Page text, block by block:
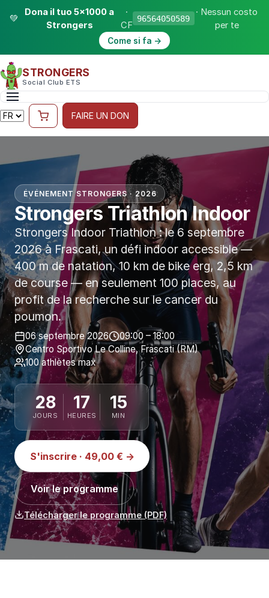
💚
Dona il tuo 5×1000 a
Strongers
·
CF
96564050589
· Nessun costo
per te
Come si fa →
STRONGERS
Social Club ETS
FAIRE UN DON
ÉVÉNEMENT STRONGERS · 2026
Strongers Triathlon Indoor
Strongers Indoor Triathlon : le 6 septembre
2026 à Frascati, un défi indoor accessible —
400 m de natation, 10 km de bike erg, 2,5 km
de course — en seulement 100 places, au
profit de la recherche sur le cancer du
poumon.
06 septembre 2026
09:00 – 18:00
Centro Sportivo Le Colline, Frascati (RM)
100 athlètes max
28
JOURS
17
HEURES
15
MIN
S'inscrire · 49,00 € →
Voir le programme
Télécharger le programme (PDF)